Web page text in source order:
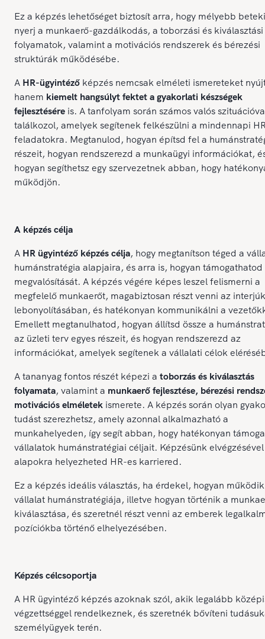
Ez a képzés lehetőséget biztosít arra, hogy mélyebb
nyerj a munkaerő-gazdálkodás, a toborzási és kiválasztási
folyamatok, valamint a motivációs rendszerek és bérezési
struktúrák működésébe.
A HR-ügyintéző képzés nemcsak elméleti ismereteket
hanem kiemelt hangsúlyt fektet a gyakorlati készségek
fejlesztésére is. A tanfolyam során számos valós
találkozol, amelyek segítenek felkészülni a mindennapi
feladatokra. Megtanulod, hogyan építsd fel a
részeit, hogyan rendszerezd a munkaügyi információkat,
hogyan segíthetsz egy szervezetnek abban, hogy
működjön.
A képzés célja
A HR ügyintéző képzés célja, hogy megtanítson téged a
humánstratégia alapjaira, és arra is, hogyan
megvalósítását. A képzés végére képes leszel felismerni a
megfelelő munkaerőt, magabiztosan részt venni az interjúk
lebonyolításában, és hatékonyan kommunikálni a
Emellett megtanulhatod, hogyan állítsd össze a
az üzleti terv egyes részeit, és hogyan rendszerezd az
információkat, amelyek segítenek a vállalati célok
A tananyag fontos részét képezi a toborzás és kiválasztás
folyamata, valamint a munkaerő fejlesztése, bérezési
motivációs elméletek ismerete. A képzés során olyan
tudást szerezhetsz, amely azonnal alkalmazható a
munkahelyeden, így segít abban, hogy hatékonyan
vállalatok humánstratégiai céljait. Képzésünk
alapokra helyezheted HR-es karriered.
Ez a képzés ideális választás, ha érdekel, hogyan
vállalat humánstratégiája, illetve hogyan történik a
kiválasztása, és szeretnél részt venni az emberek
pozíciókba történő elhelyezésében.
Képzés célcsoportja
A HR ügyintéző képzés azoknak szól, akik legalább
végzettséggel rendelkeznek, és szeretnék bővíteni
személyügyek terén.